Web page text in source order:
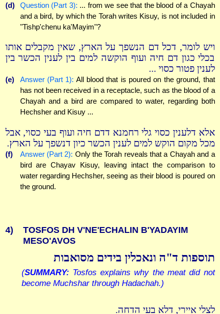
(d) Question (Part 3): ... from we see that the blood of a Chayah
and a bird, by which the Torah writes Kisuy, is not included in
"Tishp'chenu ka'Mayim"?
ויש לומר, דכל דם הנשפך על הארץ, שאין מקבלים אותו
בכלי כגון דם חיה ועוף הוקשה למים בין לענין הכשר בין
לענין פטור כסוי ...
(e) Answer (Part 1): All blood that is poured on the ground, that
has not been received in a receptacle, such as the blood of a
Chayah and a bird are compared to water, regarding both
Hechsher and Kisuy ...
אלא דלענין כסוי גלי רחמנא דדם חיה ועוף בעי כסוי, אבל
מכל מקום הוקש למים לענין הכשר כיון דנשפך על הארץ.
(f) Answer (Part 2): Only the Torah reveals that a Chayah and a
bird are Chayav Kisuy, leaving intact the comparison to
water regarding Hechsher, seeing as their blood is poured on
the ground.
4)
TOSFOS DH V'NE'ECHALIN B'YADAYIM
MESO'AVOS
תוספות ד"ה ונאכלין בידים מסואבות
(SUMMARY: Tosfos explains why the meat did not
become Muchshar through Hadachah.)
לצלי איירי, דלא בעי הדחה.